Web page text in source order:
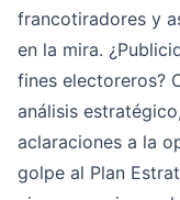
francotiradores y
en la mira.
fines electoreros?
análisis
aclaraciones a la
golpe al Plan